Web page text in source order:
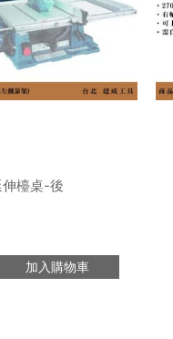
檯桌-後
加入購物車